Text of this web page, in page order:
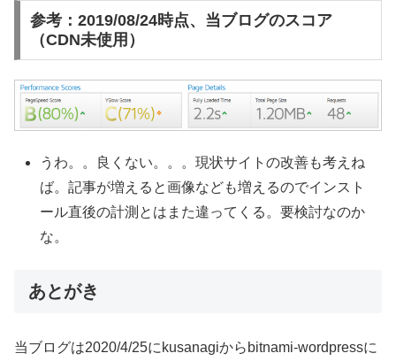
参考：2019/08/24時点、当ブログのスコア
（CDN未使用）
うわ。。良くない。。。現状サイトの改善も考えね
ば。記事が増えると画像なども増えるのでインスト
ール直後の計測とはまた違ってくる。要検討なのか
な。
あとがき
当ブログは2020/4/25にkusanagiからbitnami-wordpressに